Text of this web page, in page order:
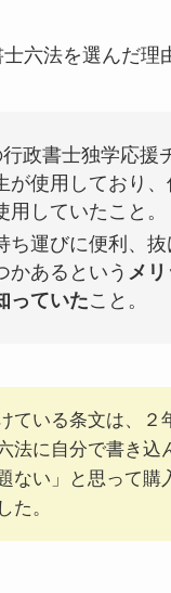
六法を選んだ理
政書士独学応援
が使用しており
用していたこと。
ち運びに便利、
かあるという メ
っていたこと。
ている条文は、２
六法に自分で書き込
ない」と思って購
た。